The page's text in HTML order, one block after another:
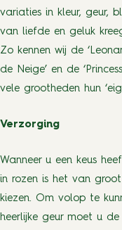
variaties in kleur, geur,
van liefde en geluk
Zo kennen wij de
de Neige’ en de
vele grootheden hun
Verzorging
Wanneer u een keus
in rozen is het van
kiezen. Om volop te
heerlijke geur moet u